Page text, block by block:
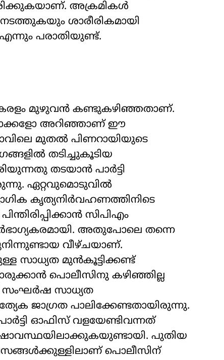
അക്രമികൾ
ശാരീരികമായി
പരാതിയുണ്ട്.
മുഴുവൻ കണ്ടുകഴിഞ്ഞതാണ്.
അറിഞ്ഞാണ് ഈ
മുതൽ പിണറായിയുടെ
തടിച്ചുകൂടിയ
തടയാൻ പാർട്ടി
ഏറ്റവുമൊടുവിൽ
കൃത്യനിർവഹണത്തിനിടെ
സിപിഎം
അതുപോലെ തന്നെ
വീഴ്ചയാണ്.
സാധ്യത മുൻകൂട്ടിക്കണ്ട്
പൊലീസിനു കഴിഞ്ഞില്ല
സംഘർഷ സാധ്യത
ജാഗ്രത പാലിക്കേണ്ടതായിരുന്നു.
ഓഫിസ് വളയേണ്ടിവന്നത്
പുതിയ
പൊലീസിന്